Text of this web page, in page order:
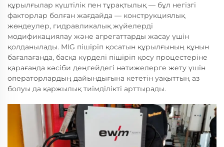
құрылғылар күштілік пен тұрақтылық — бұл негізгі
факторлар болған жағдайда — конструкциялық
жөндеулер, гидравликалық жүйелерді
модификациялау және агрегаттарды жасау үшін
қолданылады. MIG пішіріп қосатын құрылғының құнын
бағалағанда, басқа күрделі пішіріп қосу процестеріне
қарағанда кәсіби деңгейдегі нәтижелерге жету үшін
операторлардың дайындығына кететін уақыттың аз
болуы да қаржылық тиімділікті арттырады.